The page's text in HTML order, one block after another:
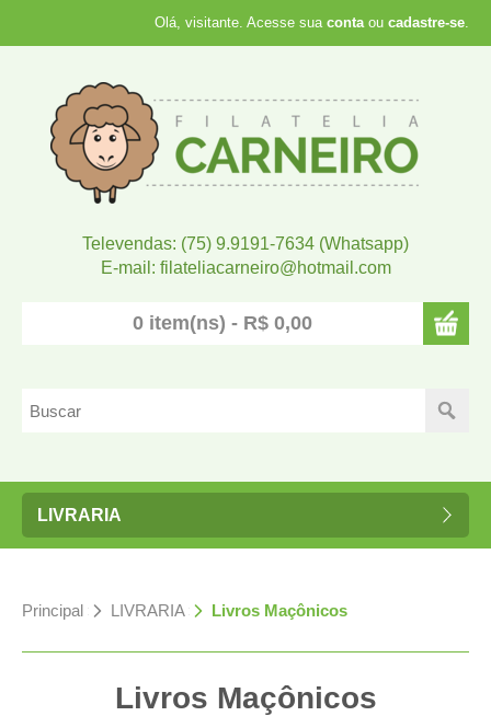
Olá, visitante. Acesse sua contaou cadastre-se.
Televendas: (75) 9.9191-7634 (Whatsapp)
E-mail: filateliacarneiro@hotmail.com
0 item(ns) - R$ 0,00
LIVRARIA
Principal » LIVRARIA» Livros Maçônicos
Livros Maçônicos